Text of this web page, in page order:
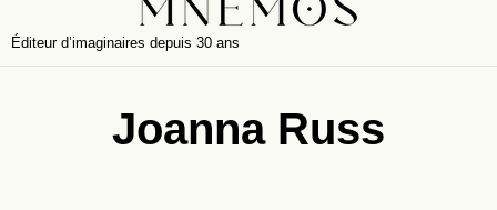
Éditeur d’imaginaires depuis 30 ans
Joanna Russ